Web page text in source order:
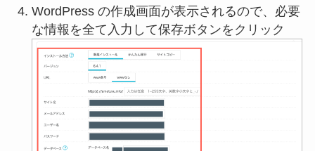
WordPress の作成画面が表示されるので、必要
な情報を全て入力して保存ボタンをクリック